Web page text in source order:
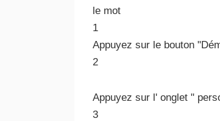
le mot
1
Appuyez sur le bouton
2
Appuyez sur l' onglet "
3